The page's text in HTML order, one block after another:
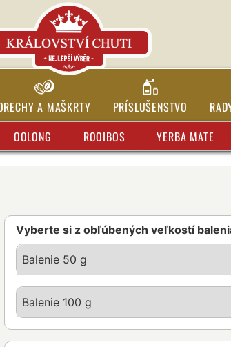
A MAŠKRTY PRÍSLUŠENSTVO
OOLONG ROOIBOS YERBA MATE
Vyberte si z obľúbených veľkostí
Balenie 50 g
Balenie 100 g